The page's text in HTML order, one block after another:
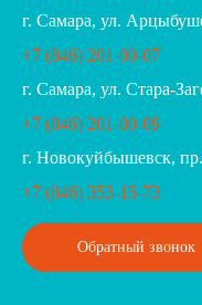
г. Самара, ул.
+7 (846) 201-00-07
г. Самара, ул. Стара-
+7 (846) 201-00-09
г. Новокуйбышевск,
+7 (846) 353-15-73
Обратный звонок